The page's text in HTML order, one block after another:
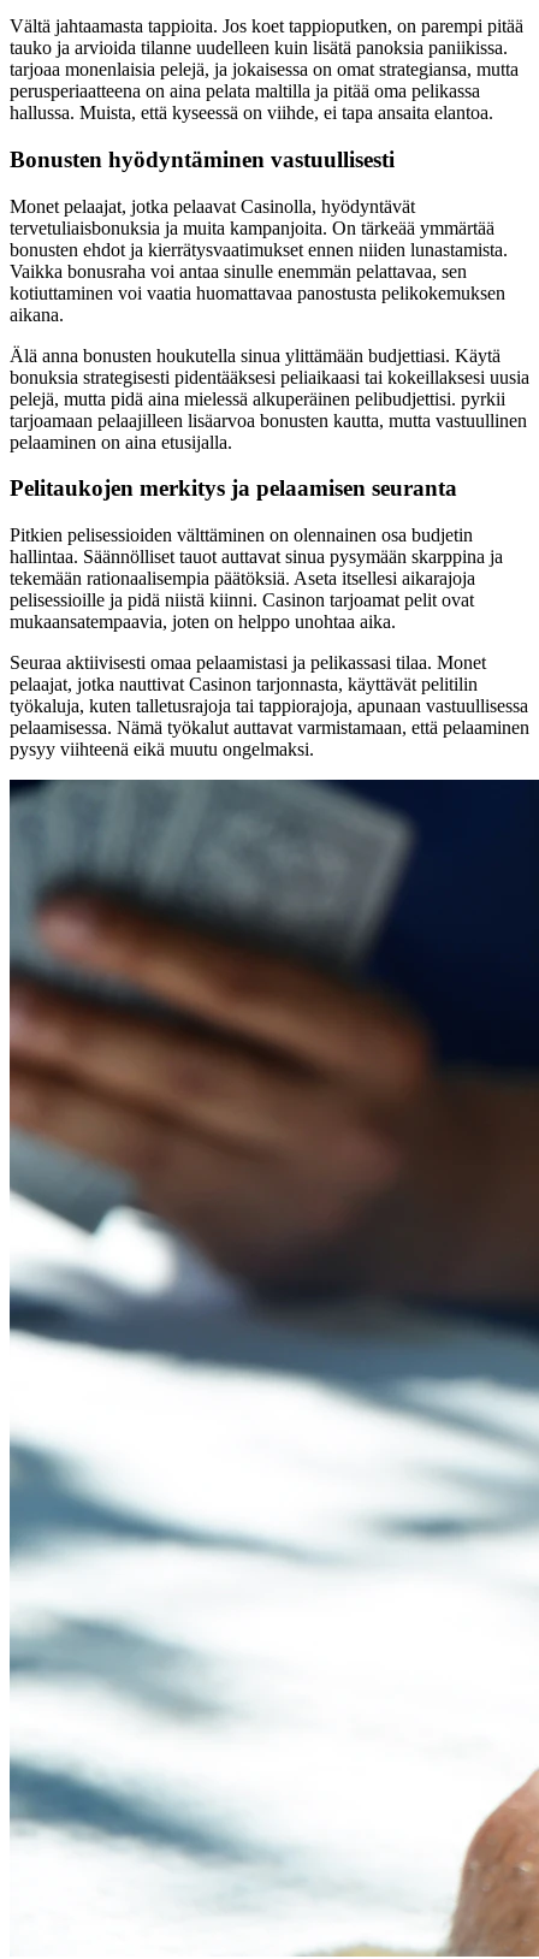
Vältä jahtaamasta tappioita. Jos koet tappioputken, on parempi pitää
tauko ja arvioida tilanne uudelleen kuin lisätä panoksia paniikissa.
tarjoaa monenlaisia pelejä, ja jokaisessa on omat strategiansa, mutta
perusperiaatteena on aina pelata maltilla ja pitää oma pelikassa
hallussa. Muista, että kyseessä on viihde, ei tapa ansaita elantoa.
Bonusten hyödyntäminen vastuullisesti
Monet pelaajat, jotka pelaavat Casinolla, hyödyntävät
tervetuliaisbonuksia ja muita kampanjoita. On tärkeää ymmärtää
bonusten ehdot ja kierrätysvaatimukset ennen niiden lunastamista.
Vaikka bonusraha voi antaa sinulle enemmän pelattavaa, sen
kotiuttaminen voi vaatia huomattavaa panostusta pelikokemuksen
aikana.
Älä anna bonusten houkutella sinua ylittämään budjettiasi. Käytä
bonuksia strategisesti pidentääksesi peliaikaasi tai kokeillaksesi uusia
pelejä, mutta pidä aina mielessä alkuperäinen pelibudjettisi. pyrkii
tarjoamaan pelaajilleen lisäarvoa bonusten kautta, mutta vastuullinen
pelaaminen on aina etusijalla.
Pelitaukojen merkitys ja pelaamisen seuranta
Pitkien pelisessioiden välttäminen on olennainen osa budjetin
hallintaa. Säännölliset tauot auttavat sinua pysymään skarppina ja
tekemään rationaalisempia päätöksiä. Aseta itsellesi aikarajoja
pelisessioille ja pidä niistä kiinni. Casinon tarjoamat pelit ovat
mukaansatempaavia, joten on helppo unohtaa aika.
Seuraa aktiivisesti omaa pelaamistasi ja pelikassasi tilaa. Monet
pelaajat, jotka nauttivat Casinon tarjonnasta, käyttävät pelitilin
työkaluja, kuten talletusrajoja tai tappiorajoja, apunaan vastuullisessa
pelaamisessa. Nämä työkalut auttavat varmistamaan, että pelaaminen
pysyy viihteenä eikä muutu ongelmaksi.